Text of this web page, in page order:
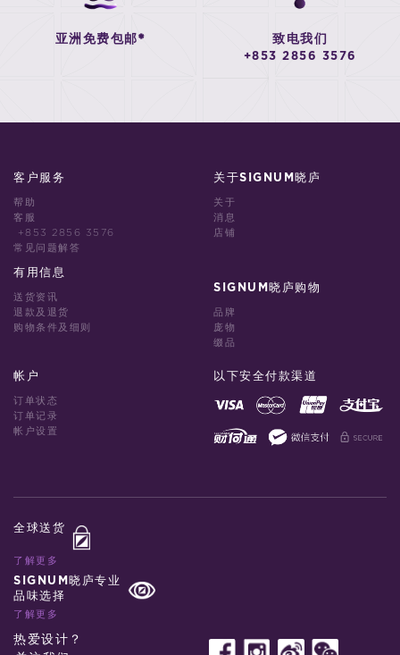
亚洲免费包邮* 致电我们
+853 2856 3576
客户服务
帮助
客服
+853 2856 3576
常见问题解答
有用信息
送货资讯
退款及退货
购物条件及细则
关于SIGNUM晓庐
关于
消息
店铺
SIGNUM晓庐购物
品牌
庞物
缀品
帐户
订单状态
订单记录
帐户设置
以下安全付款渠道
全球送货
了解更多
SIGNUM晓庐专业
品味选择
了解更多
热爱设计？